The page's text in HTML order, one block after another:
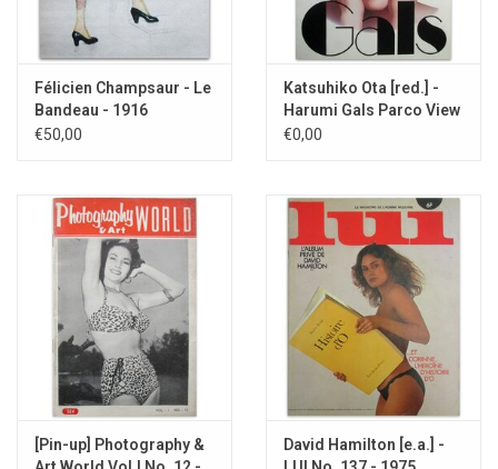
Félicien Champsaur - Le
Bandeau - 1916
€50,00
Katsuhiko Ota [red.] -
Harumi Gals Parco View
2 - 1984
€0,00
[Pin-up] Photography &
David Hamilton [e.a.] -